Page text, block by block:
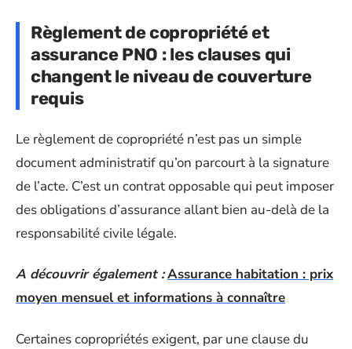
Règlement de copropriété et
assurance PNO : les clauses qui
changent le niveau de couverture
requis
Le règlement de copropriété n’est pas un simple
document administratif qu’on parcourt à la signature
de l’acte. C’est un contrat opposable qui peut imposer
des obligations d’assurance allant bien au-delà de la
responsabilité civile légale.
A découvrir également :Assurance habitation : prix
moyen mensuel et informations à connaître
Certaines copropriétés exigent, par une clause du